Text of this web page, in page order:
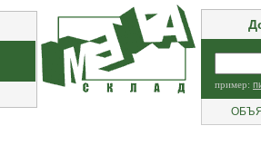
пример: